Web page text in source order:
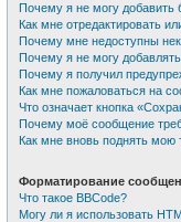
Почему я не могу добавить
Как мне отредактировать
Почему мне недоступны
Почему я не могу
Почему я получил
Как мне пожаловаться на
Что означает кнопка
Почему моё сообщение
Как мне вновь поднять мою
Форматирование
Что такое BBCode?
Могу ли я использовать